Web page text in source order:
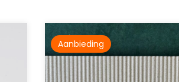
Aanbieding